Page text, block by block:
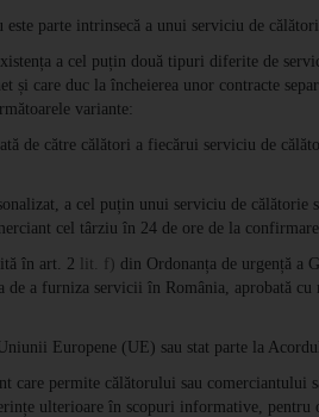
parte intrinsecă a unui serviciu de
a cel puțin două tipuri diferite de
și care duc la încheierea unor contracte
variante:
de către călători a fiecărui serviciu de
a cel puțin unui serviciu de călătorie
cel târziu în 24 de ore de la
în art. 2 lit. f) din Ordonanța de urgență a
de a furniza servicii în România, aprobată
Europene (UE) sau stat parte la
care permite călătorului sau comerciantului
ulterioare în scopuri informative, pentru